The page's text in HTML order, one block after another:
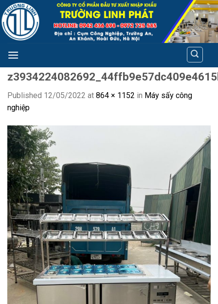
Skip
to
content
Published 12/05/2022 at 864 × 1152 in Máy sấy công
nghiệp